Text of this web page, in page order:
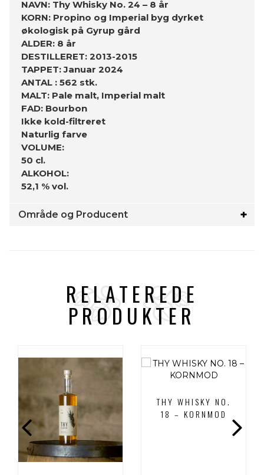
NAVN: Thy Whisky No. 24 – 8 år
KORN: Propino og Imperial byg dyrket
økologisk på Gyrup gård
ALDER: 8 år
DESTILLERET: 2013-2015
TAPPET: Januar 2024
ANTAL : 562 stk.
MALT: Pale malt, Imperial malt
FAD: Bourbon
Ikke kold-filtreret
Naturlig farve
VOLUME:
50 cl.
ALKOHOL:
52,1 % vol.
Område og Producent
RELATEREDE
PRODUKTER
THY WHISKY NO.
18 – KORNMOD